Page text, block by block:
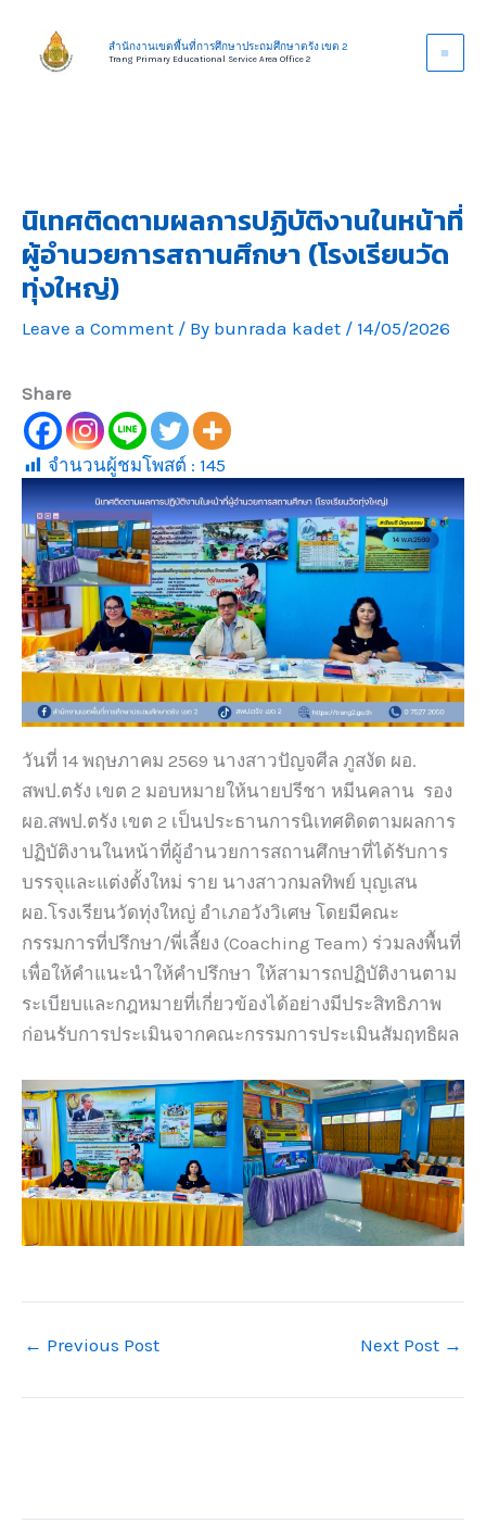
content
สำนักงานเขตพื้นที่การศึกษาประถมศึกษาตรัง เขต 2
Trang Primary Educational Service Area Office 2
นิเทศติดตามผลการปฏิบัติงานในหน้าที่
ผู้อำนวยการสถานศึกษา (โรงเรียนวัด
ทุ่งใหญ่)
Leave a Comment / By bunrada kadet / 14/05/2026
Share
จำนวนผู้ชมโพสต์ : 145
วันที่ 14 พฤษภาคม 2569 นางสาวปัญจศีล ภูสงัด ผอ.
สพป.ตรัง เขต 2 มอบหมายให้นายปรีชา หมีนคลาน รอง
ผอ.สพป.ตรัง เขต 2 เป็นประธานการนิเทศติดตามผลการ
ปฏิบัติงานในหน้าที่ผู้อำนวยการสถานศึกษาที่ได้รับการ
บรรจุและแต่งตั้งใหม่ ราย นางสาวกมลทิพย์ บุญเสน
ผอ.โรงเรียนวัดทุ่งใหญ่ อำเภอวังวิเศษ โดยมีคณะ
กรรมการที่ปรึกษา/พี่เลี้ยง (Coaching Team) ร่วมลงพื้นที่
เพื่อให้คำแนะนำให้คำปรึกษา ให้สามารถปฏิบัติงานตาม
ระเบียบและกฎหมายที่เกี่ยวข้องได้อย่างมีประสิทธิภาพ
ก่อนรับการประเมินจากคณะกรรมการประเมินสัมฤทธิผล
← Previous Post Next Post →